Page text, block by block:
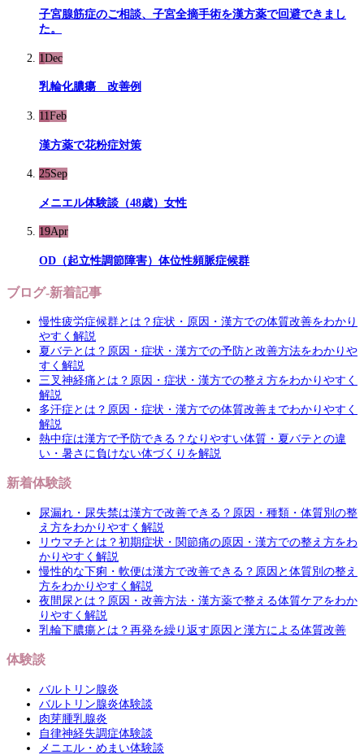
子宮腺筋症のご相談、子宮全摘手術を漢方薬で回避できまし
た。
1 Dec
乳輪化膿瘍 改善例
11Feb
漢方薬で花粉症対策
25Sep
メニエル体験談（48歳）女性
19Apr
OD（起立性調節障害）体位性頻脈症候群
ブログ-新着記事
慢性疲労症候群とは？症状・原因・漢方での体質改善をわかり
やすく解説
夏バテとは？原因・症状・漢方での予防と改善方法をわかりや
すく解説
三叉神経痛とは？原因・症状・漢方での整え方をわかりやすく
解説
多汗症とは？原因・症状・漢方での体質改善までわかりやすく
解説
熱中症は漢方で予防できる？なりやすい体質・夏バテとの違
い・暑さに負けない体づくりを解説
新着体験談
尿漏れ・尿失禁は漢方で改善できる？原因・種類・体質別の整
え方をわかりやすく解説
リウマチとは？初期症状・関節痛の原因・漢方での整え方をわ
かりやすく解説
慢性的な下痢・軟便は漢方で改善できる？原因と体質別の整え
方をわかりやすく解説
夜間尿とは？原因・改善方法・漢方薬で整える体質ケアをわか
りやすく解説
乳輪下膿瘍とは？再発を繰り返す原因と漢方による体質改善
体験談
バルトリン腺炎
バルトリン腺炎体験談
肉芽腫乳腺炎
自律神経失調症体験談
メニエル・めまい体験談